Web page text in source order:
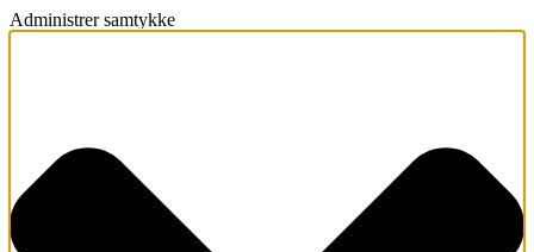
Administrer samtykke